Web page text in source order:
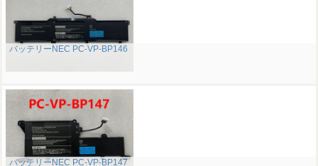
バッテリーNEC PC-VP-BP146
バッテリーNEC PC-VP-BP147